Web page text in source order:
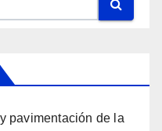
pavimentación de la